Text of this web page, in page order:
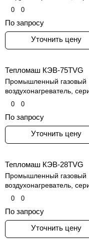
КЭВ-THG
0 0
По запросу
Уточнить цену
Тепломаш КЭВ-75TVG
Промышленный газовый
воздухонагреватель,
КЭВ-TVG
0 0
По запросу
Уточнить цену
Тепломаш КЭВ-28TVG
Промышленный газовый
воздухонагреватель,
КЭВ-TVG
0 0
По запросу
Уточнить цену